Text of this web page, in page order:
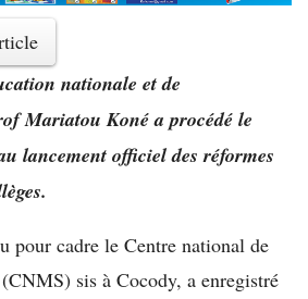
nationale et de
Mariatou Koné a procédé le
lancement officiel des réformes
pour cadre le Centre national de
sis à Cocody, a enregistré